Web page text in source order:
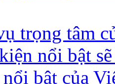
trọng tâm
nổi bật
bật của